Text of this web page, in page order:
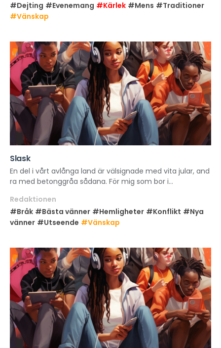
#Dejting #Evenemang #Kärlek #Mens #Traditioner
#Vänskap
Slask
En del i vårt avlånga land är välsignade med vita jular, and
ra med betonggråa sådana. För mig som bor i...
Redaktionen
#Bråk #Bästa vänner #Hemligheter #Konflikt #Nya
vänner #Utseende #Vänskap